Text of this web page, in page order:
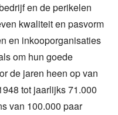
en de perikelen
kwaliteit en pasvorm
en inkooporganisaties
om hun goede
de jaren heen op van
tot jaarlijks 71.000
van 100.000 paar